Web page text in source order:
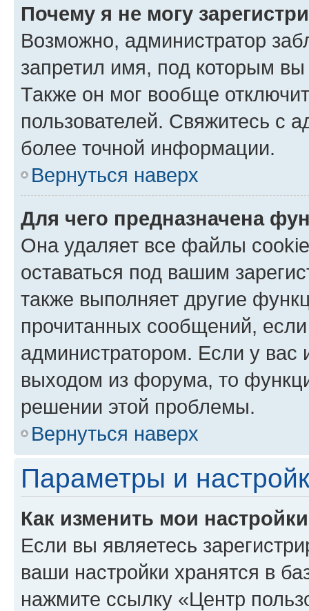
Почему я не могу
Возможно, администратор
запретил имя, под которым вы
Также он мог вообще
пользователей. Свяжитесь с
более точной информации.
Вернуться наверх
Для чего предназначена
Она удаляет все файлы
оставаться под вашим
также выполняет другие
прочитанных сообщений,
администратором. Если у
выходом из форума, то
решении этой проблемы.
Вернуться наверх
Параметры и
Как изменить мои
Если вы являетесь
ваши настройки хранятся в
нажмите ссылку «Центр